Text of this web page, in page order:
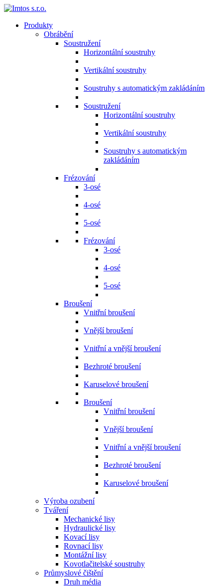
Produkty
Obrábění
Soustružení
Horizontální soustruhy
Vertikální soustruhy
Soustruhy s automatickým zakládáním
Soustružení
Horizontální soustruhy
Vertikální soustruhy
Soustruhy s automatickým
zakládáním
Frézování
3-osé
4-osé
5-osé
Frézování
3-osé
4-osé
5-osé
Broušení
Vnitřní broušení
Vnější broušení
Vnitřní a vnější broušení
Bezhroté broušení
Karuselové broušení
Broušení
Vnitřní broušení
Vnější broušení
Vnitřní a vnější broušení
Bezhroté broušení
Karuselové broušení
Výroba ozubení
Tváření
Mechanické lisy
Hydraulické lisy
Kovací lisy
Rovnací lisy
Montážní lisy
Kovotlačitelské soustruhy
Průmyslové čištění
Druh média